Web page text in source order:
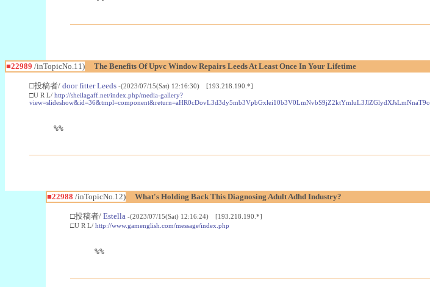
■22989 /inTopicNo.11) The Benefits Of Upvc Window Repairs Leeds At Least Once In Your Lifetime
□投稿者/ door fitter Leeds -(2023/07/15(Sat) 12:16:30) [193.218.190.*]
□U R L/ http://sheilagaff.net/index.php/media-gallery?
%%
■22988 /inTopicNo.12) What's Holding Back This Diagnosing Adult Adhd Industry?
□投稿者/ Estella -(2023/07/15(Sat) 12:16:24) [193.218.190.*]
□U R L/ http://www.gamenglish.com/message/index.php
%%